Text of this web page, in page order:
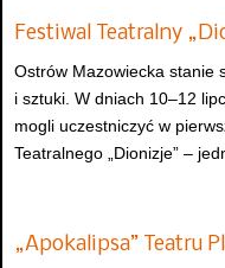
Festiwal Teatralny
Ostrów Mazowiecka stanie
i sztuki. W dniach 10–12
mogli uczestniczyć w
Teatralnego „Dionizje” –
„Apokalipsa” Teatru